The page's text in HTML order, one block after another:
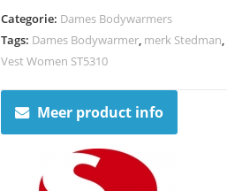
Categorie: Dames Bodywarmers
Tags: Dames Bodywarmer, merk Stedman,
Vest Women ST5310
Meer product info